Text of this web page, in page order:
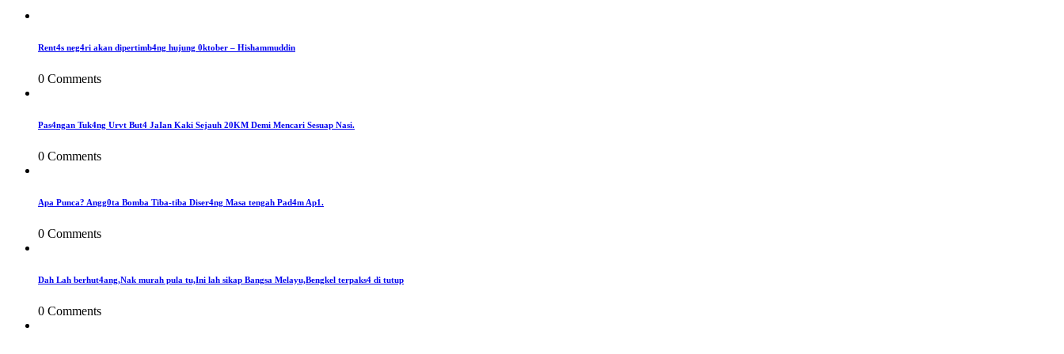
Rent4s neg4ri akan dipertimb4ng hujung 0ktober – Hishammuddin
0 Comments
Pas4ngan Tuk4ng Urvt But4 JaIan Kaki Sejauh 20KM Demi Mencari Sesuap Nasi.
0 Comments
Apa Punca? Angg0ta Bomba Tiba-tiba Diser4ng Masa tengah Pad4m Ap1.
0 Comments
Dah Lah berhut4ang,Nak murah pula tu,Ini lah sikap Bangsa Melayu,Bengkel terpaks4 di tutup
0 Comments